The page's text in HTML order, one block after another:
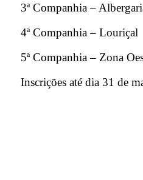
3ª Companhia –
4ª Companhia – Louriçal
5ª Companhia – Zona
Inscrições até dia 31 de